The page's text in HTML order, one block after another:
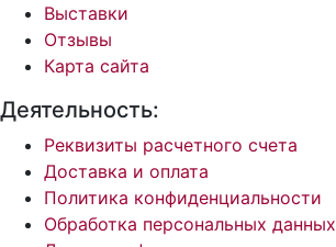
Выставки
Отзывы
Карта сайта
Деятельность:
Реквизиты расчетного счета
Доставка и оплата
Политика конфиденциальности
Обработка персональных данных